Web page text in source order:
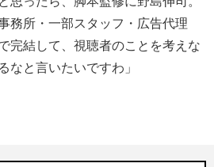
務所・一部スタッフ・広告代理
完結して、視聴者のことを考えな
なと言いたいですわ」